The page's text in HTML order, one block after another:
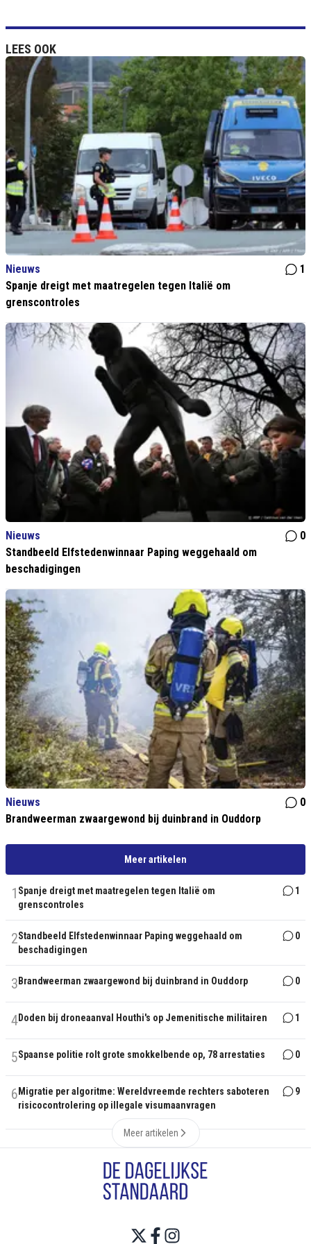
LEES OOK
Nieuws
1
Spanje dreigt met maatregelen tegen Italië om
grenscontroles
Nieuws
0
Standbeeld Elfstedenwinnaar Paping weggehaald om
beschadigingen
Nieuws
0
Brandweerman zwaargewond bij duinbrand in Ouddorp
Meer artikelen
1 Spanje dreigt met maatregelen tegen Italië om
grenscontroles
1
2Standbeeld Elfstedenwinnaar Paping weggehaald om
beschadigingen
0
3 Brandweerman zwaargewond bij duinbrand in Ouddorp 0
4Doden bij droneaanval Houthi's op Jemenitische militairen 1
5Spaanse politie rolt grote smokkelbende op, 78 arrestaties 0
6 Migratie per algoritme: Wereldvreemde rechters saboteren
risicocontrolering op illegale visumaanvragen
9
Meer artikelen